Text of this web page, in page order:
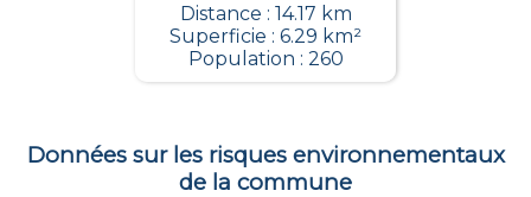
Distance : 14.17 km
Superficie : 6.29 km²
Population : 260
Données sur les risques environnementaux
de la commune